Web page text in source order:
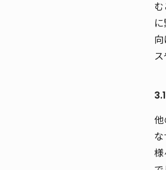
他
様